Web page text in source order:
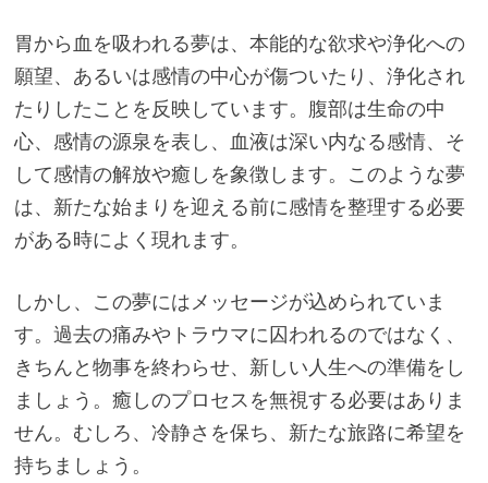
胃から血を吸われる夢は、本能的な欲求や浄化への
願望、あるいは感情の中心が傷ついたり、浄化され
たりしたことを反映しています。腹部は生命の中
心、感情の源泉を表し、血液は深い内なる感情、そ
して感情の解放や癒しを象徴します。このような夢
は、新たな始まりを迎える前に感情を整理する必要
がある時によく現れます。
しかし、この夢にはメッセージが込められていま
す。過去の痛みやトラウマに囚われるのではなく、
きちんと物事を終わらせ、新しい人生への準備をし
ましょう。癒しのプロセスを無視する必要はありま
せん。むしろ、冷静さを保ち、新たな旅路に希望を
持ちましょう。